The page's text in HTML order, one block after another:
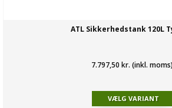
ATL Sikkerhedstank 120L
7.797,50 kr. (inkl. moms)